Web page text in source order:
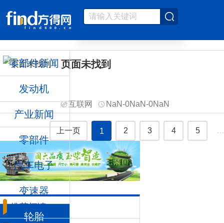
零部件新闻
发动机
产业新闻
零部件
汽车电子
变速器
轮胎
页面未找到
互联网 NaN-0NaN-0NaN
上一页 1 2 3 4 5 …
推荐阅读